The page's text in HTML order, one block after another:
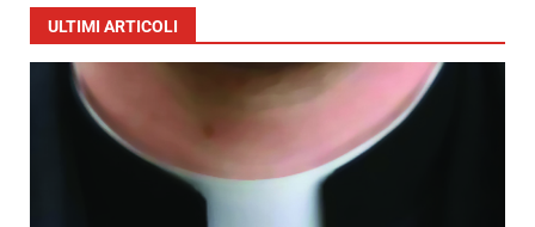
ULTIMI ARTICOLI